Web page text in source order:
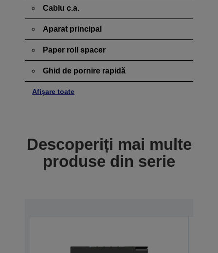
Cablu c.a.
Aparat principal
Paper roll spacer
Ghid de pornire rapidă
Afișare toate
Descoperiți mai multe
produse din serie